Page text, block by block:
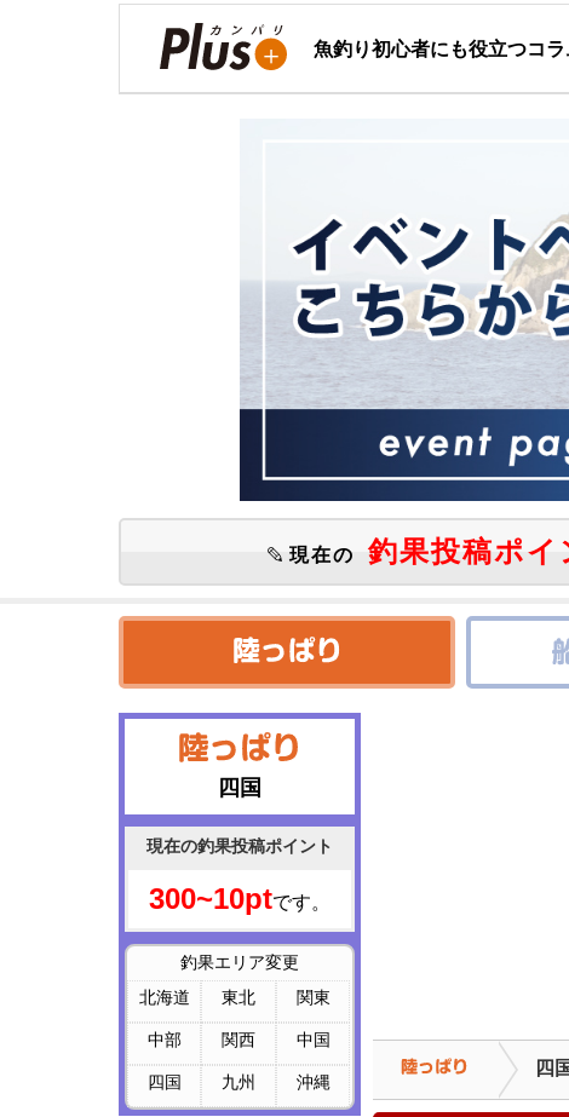
魚釣り初心者にも役立つコ
現在の 釣果投稿ポイ
四国
現在の釣果投稿ポイント
300~10ptです。
釣果エリア変更
北海道
東北 関東
中部 関西 中国
四国 九州 沖縄
四